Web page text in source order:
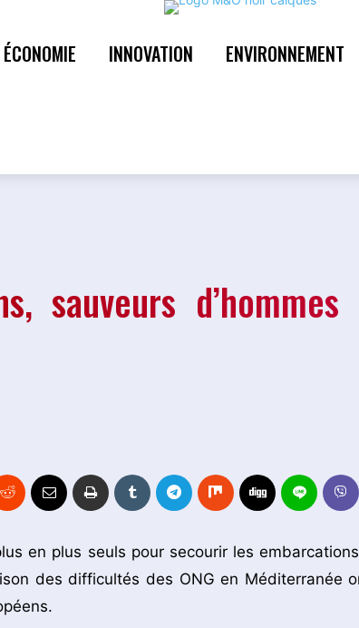
ÉCONOMIE INNOVATION ENVIRONNEMENT
sauveurs d’hommes
en plus seuls pour secourir les
des difficultés des ONG en Méditerranée